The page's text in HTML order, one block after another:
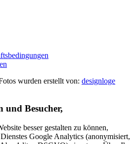
wurden erstellt von: designloge
und Besucher,
besser gestalten zu können,
Google Analytics (anonymisiert,